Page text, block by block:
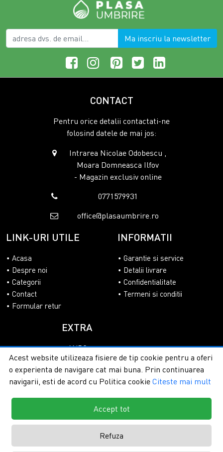
Ma inscriu la newsletter
CONTACT
Pentru orice detalii contactati-ne
folosind datele de mai jos:
Intrarea Nicolae Odobescu ,
Moara Domneasca Ilfov
- Magazin exclusiv online
0771579931
office@plasaumbrire.ro
LINK-URI UTILE
Acasa
Despre noi
Categorii
Contact
Formular retur
INFORMATII
Garantie si service
Detalii livrare
Confidentialitate
Termeni si conditii
EXTRA
ANPC
SOL
Copyright © 2026 - PlasaUmbrire.ro | Toate drepturile
rezervate.Creare magazine online by ITeXclusiv.ro
Acest website utilizeaza fisiere de tip cookie pentru a oferi
o experienta de navigare cat mai buna. Prin continuarea
navigarii, esti de acord cu Politica cookie Citeste mai mult
Accept tot
Refuza